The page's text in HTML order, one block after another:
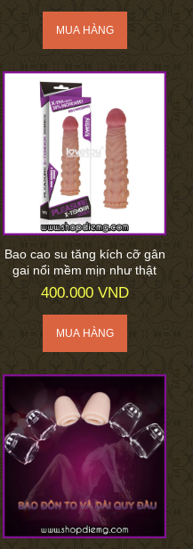
Bao cao su tăng kích cỡ gân
gai nổi mềm mịn như thật
400.000 VND